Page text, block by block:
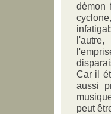
démon
Car il
aussi
peut